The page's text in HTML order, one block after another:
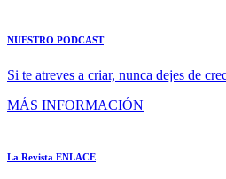
NUESTRO PODCAST
Si te atreves a criar, nunca dejes de
MÁS INFORMACIÓN
La Revista ENLACE